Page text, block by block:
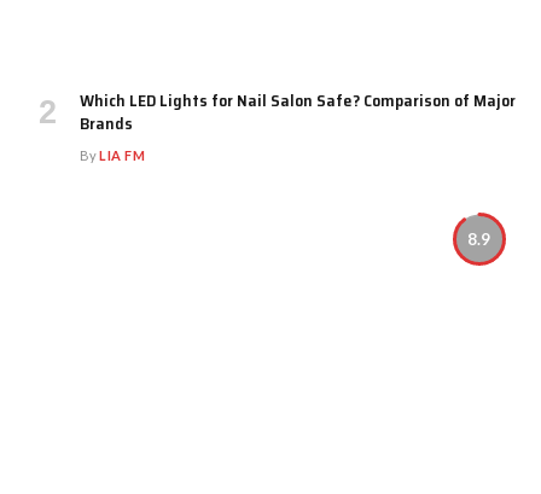
Which LED Lights for Nail Salon Safe? Comparison of Major
Brands
ByLIA FM
8.9